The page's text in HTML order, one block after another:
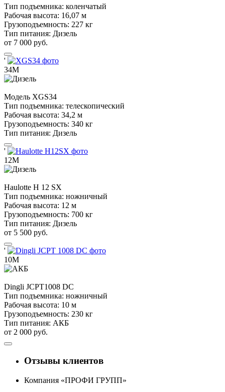
Тип подъемника: коленчатый
Рабочая высота: 16,07 м
Грузоподъемность: 227 кг
Тип питания: Дизель
от 7 000 руб.
'
34М
Модель XGS34
Тип подъемника: телескопический
Рабочая высота: 34,2 м
Грузоподъемность: 340 кг
Тип питания: Дизель
'
12М
Haulotte H 12 SX
Тип подъемника: ножничный
Рабочая высота: 12 м
Грузоподъемность: 700 кг
Тип питания: Дизель
от 5 500 руб.
'
10М
Dingli JCPT1008 DC
Тип подъемника: ножничный
Рабочая высота: 10 м
Грузоподъемность: 230 кг
Тип питания: АКБ
от 2 000 руб.
Отзывы клиентов
Компания «ПРОФИ ГРУПП»